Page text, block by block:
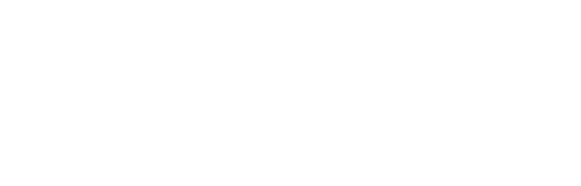
去することにより、本契約書を終了させることができま
終了します。
フトウェア」およびその複製物のすべてを廃棄または消去す
および第10条の規定は、本契約書の終了後も効力を有しま